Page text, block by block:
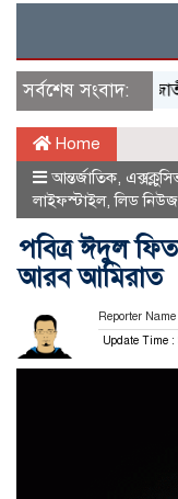
সর্বশেষ সংবাদ:জাতীয়
Home
আন্তর্জাতিক,
লাইফস্টাইল,লিড নিউজ
পবিত্র ঈদুল
আরব আমিরাত
Reporter Name
Update Time